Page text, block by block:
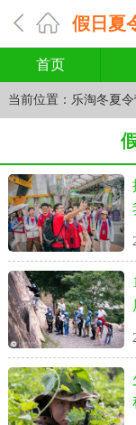
假日夏
首页
当前位置： 乐淘冬夏